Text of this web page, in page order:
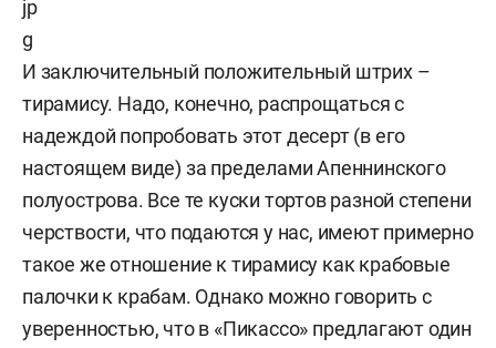
И заключительный положительный штрих –
тирамису. Надо, конечно, распрощаться с
надеждой попробовать этот десерт (в его
настоящем виде) за пределами Апеннинского
полуострова. Все те куски тортов разной степени
черствости, что подаются у нас, имеют примерно
такое же отношение к тирамису как крабовые
палочки к крабам. Однако можно говорить с
уверенностью, что в «Пикассо» предлагают один